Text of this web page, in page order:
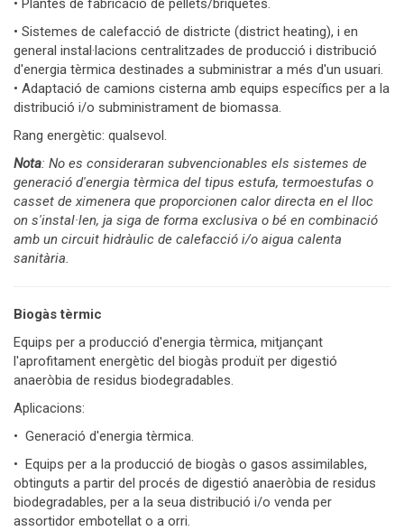
• Plantes de fabricació de pellets/briquetes.
• Sistemes de calefacció de districte (district heating), i en
general instal·lacions centralitzades de producció i distribució
d'energia tèrmica destinades a subministrar a més d'un usuari.
• Adaptació de camions cisterna amb equips específics per a la
distribució i/o subministrament de biomassa.
Rang energètic: qualsevol.
Nota: No es consideraran subvencionables els sistemes de
generació d'energia tèrmica del tipus estufa, termoestufas o
casset de ximenera que proporcionen calor directa en el lloc
on s'instal·len, ja siga de forma exclusiva o bé en combinació
amb un circuit hidràulic de calefacció i/o aigua calenta
sanitària.
Biogàs tèrmic
Equips per a producció d'energia tèrmica, mitjançant
l'aprofitament energètic del biogàs produït per digestió
anaeròbia de residus biodegradables.
Aplicacions:
• Generació d'energia tèrmica.
• Equips per a la producció de biogàs o gasos assimilables,
obtinguts a partir del procés de digestió anaeròbia de residus
biodegradables, per a la seua distribució i/o venda per
assortidor embotellat o a orri.